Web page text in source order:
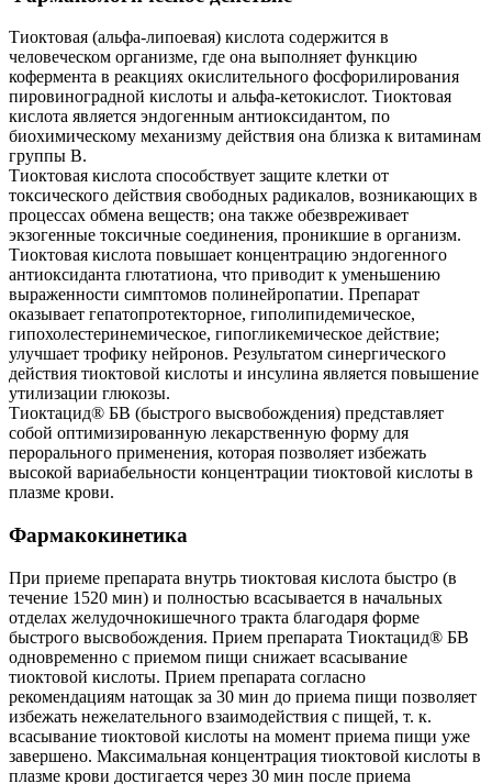
Тиоктовая (альфа-липоевая) кислота содержится в
человеческом организме, где она выполняет функцию
кофермента в реакциях окислительного фосфорилирования
пировиноградной кислоты и альфа-кетокислот. Тиоктовая
кислота является эндогенным антиоксидантом, по
биохимическому механизму действия она близка к витаминам
группы В.
Тиоктовая кислота способствует защите клетки от
токсического действия свободных радикалов, возникающих в
процессах обмена веществ; она также обезвреживает
экзогенные токсичные соединения, проникшие в организм.
Тиоктовая кислота повышает концентрацию эндогенного
антиоксиданта глютатиона, что приводит к уменьшению
выраженности симптомов полинейропатии. Препарат
оказывает гепатопротекторное, гиполипидемическое,
гипохолестеринемическое, гипогликемическое действие;
улучшает трофику нейронов. Результатом синергического
действия тиоктовой кислоты и инсулина является повышение
утилизации глюкозы.
Тиоктацид® БВ (быстрого высвобождения) представляет
собой оптимизированную лекарственную форму для
перорального применения, которая позволяет избежать
высокой вариабельности концентрации тиоктовой кислоты в
плазме крови.
Фармакокинетика
При приеме препарата внутрь тиоктовая кислота быстро (в
течение 1520 мин) и полностью всасывается в начальных
отделах желудочнокишечного тракта благодаря форме
быстрого высвобождения. Прием препарата Тиоктацид® БВ
одновременно с приемом пищи снижает всасывание
тиоктовой кислоты. Прием препарата согласно
рекомендациям натощак за 30 мин до приема пищи позволяет
избежать нежелательного взаимодействия с пищей, т. к.
всасывание тиоктовой кислоты на момент приема пищи уже
завершено. Максимальная концентрация тиоктовой кислоты в
плазме крови достигается через 30 мин после приема